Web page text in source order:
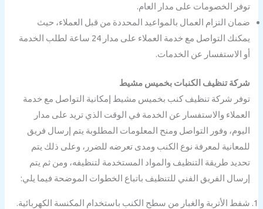
توفر الخصومات على مدار العام.
ضمان التزام العمال بالمواعيد المحددة من قبل العملاء، حيث
يمكنك التواصل مع خدمة العملاء على مدار 24 ساعة لطلب الخدمة
أو الاستفسار عن الخدمات.
شركة تنظيف الكنبات بخميس مشيط
توفر شركة تنظيف كنب بخميس مشيط إمكانية التواصل مع خدمة
العملاء والاستفسار عن الخدمة في الوقت الذي تريد على مدار
اليوم، وفور التواصل ومنح المعلومات المطلوبة يتم إرسال فريق
للمعانية لمعرفة نوع الكنب ومدى تعرضه للضرر، وعلى ذلك يتم
تحديد طريقة التنظيف والمواد المستخدمة لتنظيفه، ومن ثم يتم
إرسال الفريق الفني للتنظيف باتباع الخطوات الموضحة فيما يلي:
شفط الأتربة والغبار من سطح الكنب باستخدام المكنسة الكهربائية.